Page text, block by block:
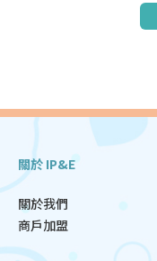
關於 IP&E
關於我們
商戶加盟